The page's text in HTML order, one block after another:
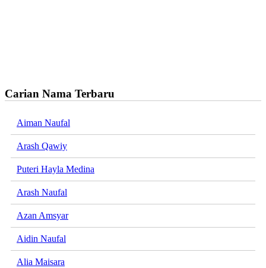
Carian Nama Terbaru
Aiman Naufal
Arash Qawiy
Puteri Hayla Medina
Arash Naufal
Azan Amsyar
Aidin Naufal
Alia Maisara